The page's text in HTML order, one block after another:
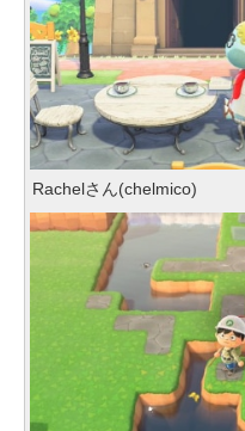
Rachelさん(chelmico)